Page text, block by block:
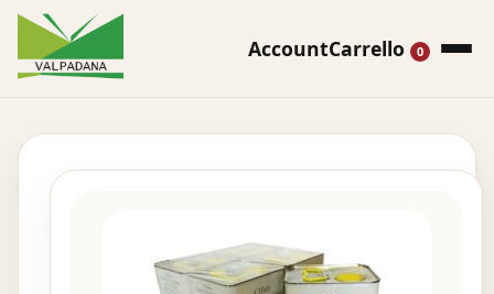
AccountCarrello 0